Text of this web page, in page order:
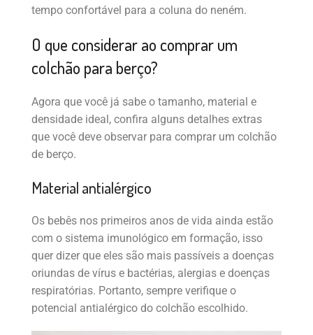
tempo confortável para a coluna do neném.
O que considerar ao comprar um
colchão para berço?
Agora que você já sabe o tamanho, material e
densidade ideal, confira alguns detalhes extras
que você deve observar para comprar um colchão
de berço.
Material antialérgico
Os bebês nos primeiros anos de vida ainda estão
com o sistema imunológico em formação, isso
quer dizer que eles são mais passíveis a doenças
oriundas de vírus e bactérias, alergias e doenças
respiratórias. Portanto, sempre verifique o
potencial antialérgico do colchão escolhido.